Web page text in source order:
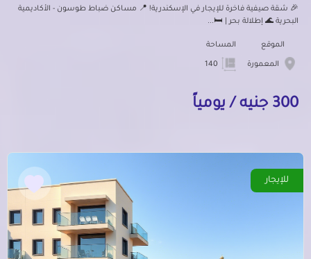
🎉 شقة صيفية فاخرة للإيجار في الإسكندرية! 📍 مساكن ضباط طوسون - الأكاديمية
البحرية 🌊 إطلالة بحر | 🛏️...
الموقع
المعمورة
المساحة
300 جنيه / يومياً
للإيجار